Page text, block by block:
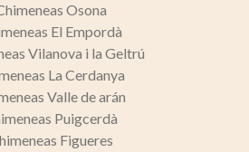
Osona
El Empordà
Vilanova i la Geltrú
La Cerdanya
Valle de arán
Puigcerdà
Figueres